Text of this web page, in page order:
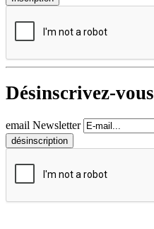
Désinscrivez-vous
email Newsletter